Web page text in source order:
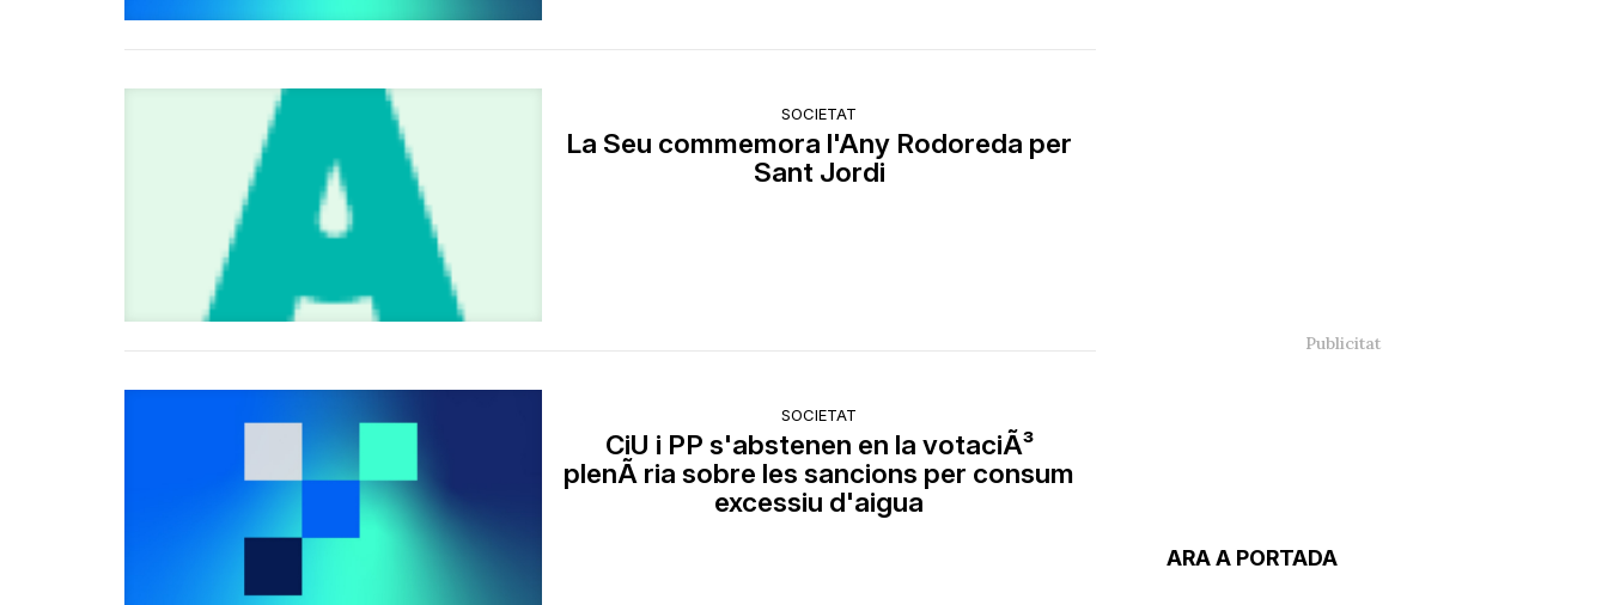
SOCIETAT
La Seu commemora l'Any Rodoreda per
Sant Jordi
SOCIETAT
CiU i PP s'abstenen en la votaciÃ³
plenÃ ria sobre les sancions per consum
excessiu d'aigua
ARA A PORTADA